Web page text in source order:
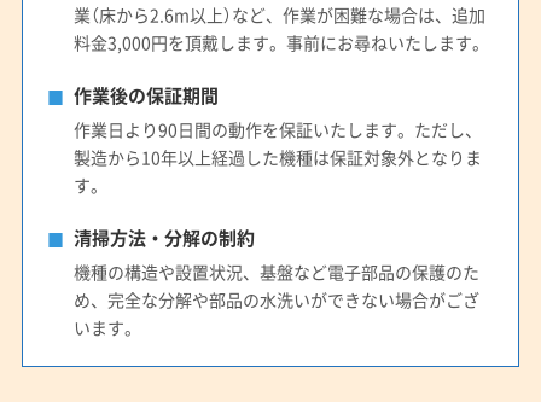
業（床から2.6m以上）など、作業が困難な場合は、追加
料金3,000円を頂戴します。事前にお尋ねいたします。
作業後の保証期間
作業日より90日間の動作を保証いたします。ただし、
製造から10年以上経過した機種は保証対象外となりま
す。
清掃方法・分解の制約
機種の構造や設置状況、基盤など電子部品の保護のた
め、完全な分解や部品の水洗いができない場合がござ
います。